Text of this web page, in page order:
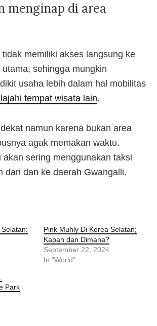
menginap di area
memiliki akses langsung ke
sehingga mungkin
usaha lebih dalam hal mobilitas
tempat wisata lain.
namun karena bukan area
agak memakan waktu.
akan sering menggunakan taksi
dari dan ke daerah Gwangalli.
Pink Muhly Di Korea Selatan;
Kapan dan Dimana?
September 22, 2024
In "World"
Park